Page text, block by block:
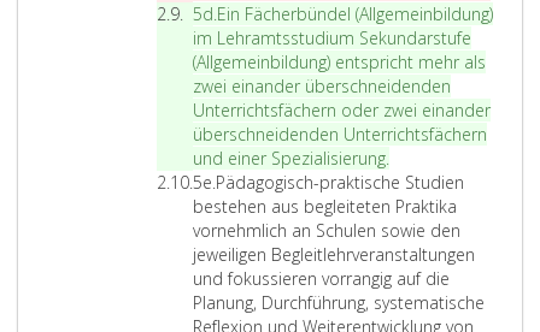
e
r
w
i
s
s
e
n
s
c
h
a
f
t
d
i
e
n
d
e
d
e
r
w
i
s
i
c
h
e
n
S
t
u
d
i
e
n
,
d
r
5
d
5d.Z
i
f
f
e
r
5
d
Ein Fächerbündel (Allgemeinbildung)
im Lehramtsstudium Sekundarstufe
(Allgemeinbildung) entspricht mehr als
zwei einander überschneidenden
Unterrichtsfächern oder zwei einander
überschneidenden Unterrichtsfächern
und einer Spezialisierung.
5e.Z
i
f
f
e
r
5
Pädagogisch-praktische Studien
bestehen aus begleiteten Praktika
vornehmlich an Schulen sowie den
jeweiligen Begleitlehrveranstaltungen
und fokussieren vorrangig auf die
Planung, Durchführung, systematische
Reflexion und Weiterentwicklung von